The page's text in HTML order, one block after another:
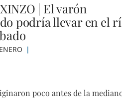
| El varón
podría llevar en el
poco antes de la